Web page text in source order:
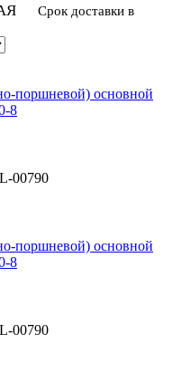
Срок доставки в
00790
00790